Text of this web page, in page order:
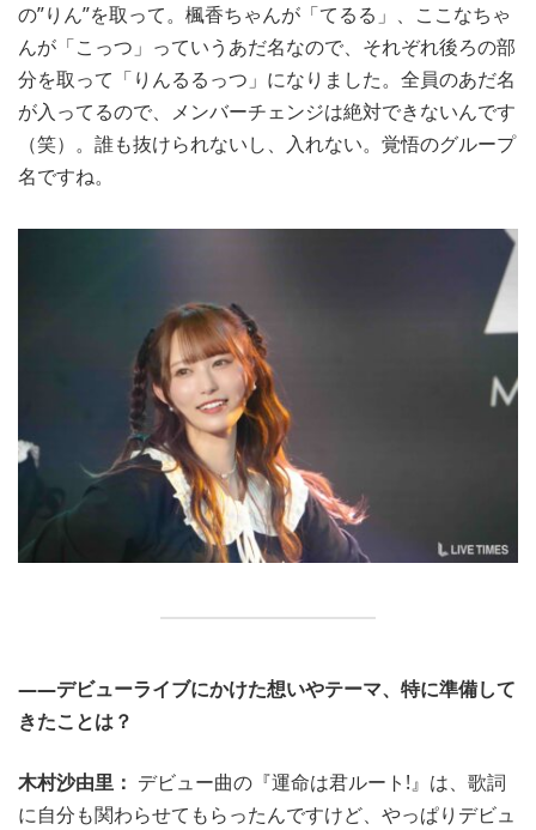
の”りん”を取って。楓香ちゃんが「てるる」、ここなちゃ
んが「こっつ」っていうあだ名なので、それぞれ後ろの部
分を取って「りんるるっつ」になりました。全員のあだ名
が入ってるので、メンバーチェンジは絶対できないんです
（笑）。誰も抜けられないし、入れない。覚悟のグループ
名ですね。
――デビューライブにかけた想いやテーマ、特に準備して
きたことは？
木村沙由里： デビュー曲の『運命は君ルート!』は、歌詞
に自分も関わらせてもらったんですけど、やっぱりデビュ